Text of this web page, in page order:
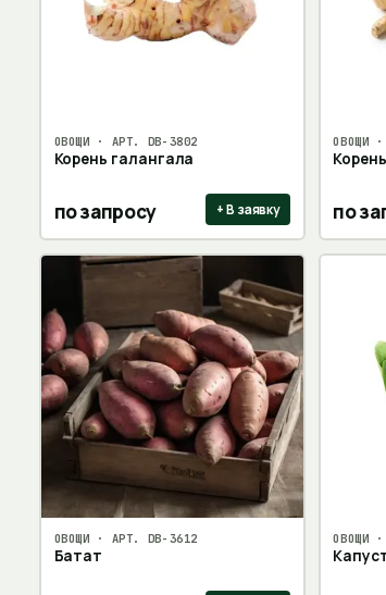
ОВОЩИ · АРТ. DB-3802
Корень галангала
по запросу + В заявку
ОВОЩИ
по
ОВОЩИ · АРТ. DB-3612
Батат
ОВОЩИ